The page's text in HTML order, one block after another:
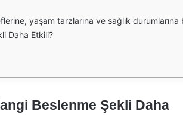
sunarak bireylerin diyetlerine sadık kalmalarını kolaylaştırabilir. Kişisel tercihler ve yaşam tarzı, hangi diyetin daha etkili olacağı konusunda belirleyici bir faktördür. Ketojenik diyetin sağlık üzerindeki potansiyel faydaları arasında, kan şekeri seviyelerinin kontrol altına alınması, açlık hissinin azalması ve enerji seviyelerinin artması yer alır. Ayrıca, bazı çalışmalar ketojenik diyetin epilepsi tedavisinde ve bazı nörolojik hastalıklarda etkili olabileceğini göstermiştir. Ancak, bu diyetin uzun vadeli etkileri konusunda daha fazla araştırmaya ihtiyaç vardır. Atkins diyeti ise, kalp sağlığı açısından daha fazla esneklik sunabilir. Düşük karbonhidrat alımı ile birlikte, sağlıklı yağlar ve proteinlerin tüketilmesi kalp sağlığını destekleyebilir. Bununla birlikte, Atkins diyetinin bazı aşamaları sırasında işlenmiş gıdaların tüketimi teşvik edilebilir, bu da bazı sağlık profesyonelleri tarafından eleştirilmektedir. her iki diyetin de kendine özgü avantajları ve dezavantajları bulunmaktadır. Hangi diyetin daha etkili olduğu, bireyin sağlık durumu, yaşam tarzı ve kişisel hedefleri ile doğrudan ilişkilidir. Her bireyin ihtiyaçları farklı olduğundan, diyet seçimi yaparken bir sağlık uzmanına danışmak önemlidir. Karşılaştırma Tablosu Diyet Karbonhidrat Alımı Yağ Alımı Protein Alımı Esneklik Potansiyel Faydalar Ketojenik Diyet Çok düşük (günlük %5-10) Yüksek Orta Düşük Kilo kaybı, enerji artışı, kan şekeri kontrolü Atkins Diyeti Düşük (aşamalı olarak artırılır) Orta-Yüksek Yüksek Yüksek Kilo kaybı, kalp sağlığı, esneklik Uzun Vadeli Etkiler Diyet Uzun Vadeli Etkiler Riskler Ketojenik Diyet Uzun süreli uygulama ile potansiyel sağlık sorunları Besin eksiklikleri, böbrek taşları riski Atkins Diyeti Kalp sağlığı üzerine etkileri tartışmalı olabilir
Daha Etkili?
Beslenme Şekli Daha